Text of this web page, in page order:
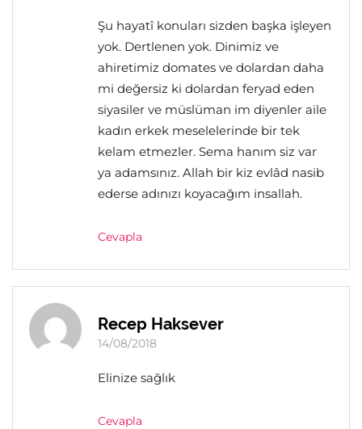
Şu hayatî konuları sizden başka işleyen
yok. Dertlenen yok. Dinimiz ve
ahiretimiz domates ve dolardan daha
mi değersiz ki dolardan feryad eden
siyasiler ve müslüman im diyenler aile
kadın erkek meselelerinde bir tek
kelam etmezler. Sema hanım siz var
ya adamsınız. Allah bir kiz evlâd nasib
ederse adınızı koyacağım insallah.
Cevapla
Recep Haksever
14/08/2018
Elinize sağlık
Cevapla